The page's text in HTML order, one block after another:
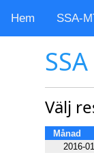
Hem SSA-
Välj
Månad
2016-01